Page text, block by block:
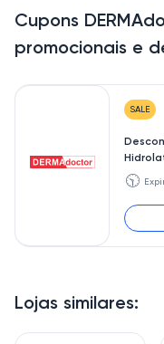
Lojas similares:
Cupons
promocionais e
SALE
🕥